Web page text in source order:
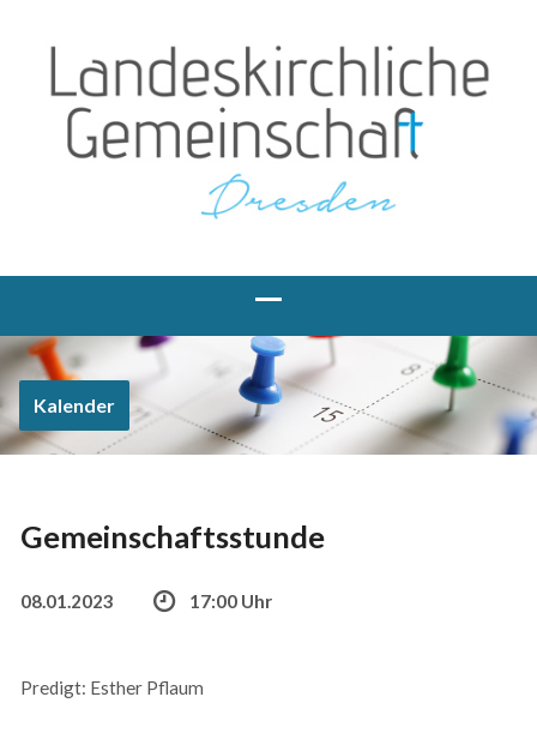
Kalender
Gemeinschaftsstunde
08.01.2023 17:00 Uhr
Predigt: Esther Pflaum